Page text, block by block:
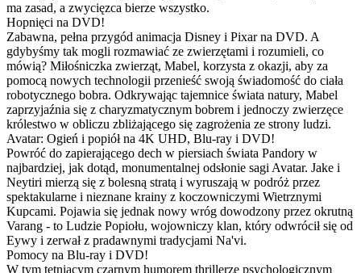
ma zasad, a zwycięzca bierze wszystko.
Hopnięci na DVD!
Zabawna, pełna przygód animacja Disney i Pixar na DVD. A
gdybyśmy tak mogli rozmawiać ze zwierzętami i rozumieli, co
mówią? Miłośniczka zwierząt, Mabel, korzysta z okazji, aby za
pomocą nowych technologii przenieść swoją świadomość do ciała
robotycznego bobra. Odkrywając tajemnice świata natury, Mabel
zaprzyjaźnia się z charyzmatycznym bobrem i jednoczy zwierzęce
królestwo w obliczu zbliżającego się zagrożenia ze strony ludzi.
Avatar: Ogień i popiół na 4K UHD, Blu-ray i DVD!
Powróć do zapierającego dech w piersiach świata Pandory w
najbardziej, jak dotąd, monumentalnej odsłonie sagi Avatar. Jake i
Neytiri mierzą się z bolesną stratą i wyruszają w podróż przez
spektakularne i nieznane krainy z koczowniczymi Wietrznymi
Kupcami. Pojawia się jednak nowy wróg dowodzony przez okrutną
Varang - to Ludzie Popiołu, wojowniczy klan, który odwrócił się od
Eywy i zerwał z pradawnymi tradycjami Na'vi.
Pomocy na Blu-ray i DVD!
W tym tętniącym czarnym humorem thrillerze psychologicznym